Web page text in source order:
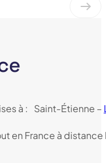
à : Saint-Étienne –
en France à